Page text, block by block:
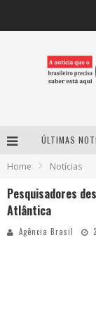
ÚLTIMAS
Home Notícias
Pesquisadores
Atlântica
Agência Brasil